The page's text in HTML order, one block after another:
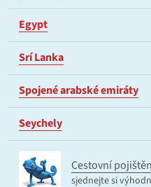
Egypt
Srí Lanka
Spojené arabské emiráty
Seychely
Cestovní
sjednejte si